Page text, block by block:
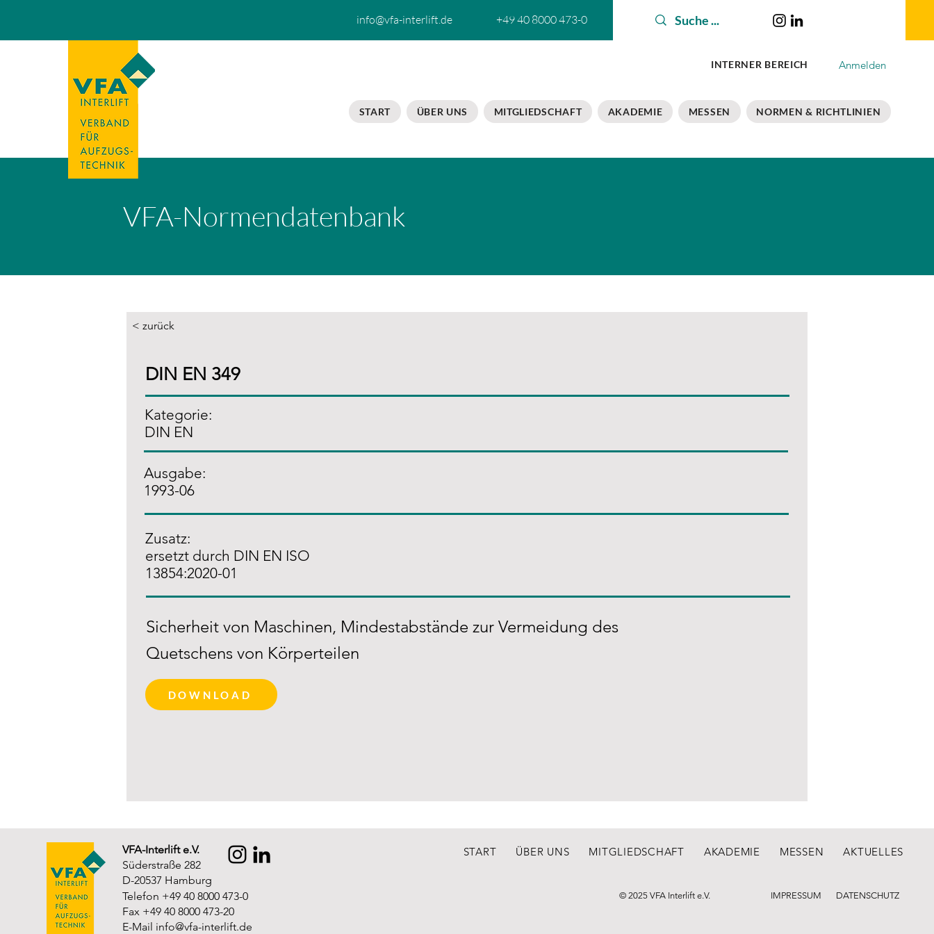
info@vfa-interlift.de +49 40 8000 473-0
INTERNER BEREICH Anmelden
START ÜBER UNS MITGLIEDSCHAFT AKADEMIE MESSEN NORMEN & RICHTLINIEN
VFA-Normendatenbank
< zurück
DIN EN 349
Kategorie:
DIN EN
Ausgabe:
1993-06
Zusatz:
ersetzt durch DIN EN ISO
13854:2020-01
Sicherheit von Maschinen, Mindestabstände zur Vermeidung des
Quetschens von Körperteilen
DOWNLOAD
VFA-Interlift e.V.
Süderstraße 282
D-20537 Hamburg
Telefon +49 40 8000 473-0
Fax +49 40 8000 473-20
E-Mail info@vfa-interlift.de
START ÜBER UNS MITGLIEDSCHAFT AKADEMIE MESSEN AKTUELLES
© 2025 VFA Interlift e.V. IMPRESSUM DATENSCHUTZ